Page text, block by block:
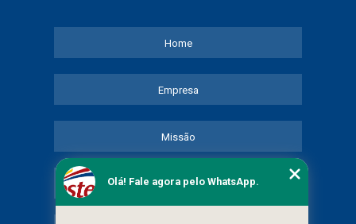
Home
Empresa
Missão
Serviços
Olá! Fale agora pelo WhatsApp.